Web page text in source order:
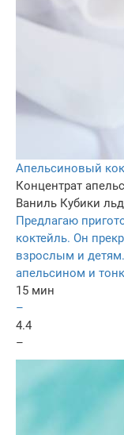
Апельсиновый
Концентрат
Ваниль Кубики
Предлагаю
коктейль. Он
взрослым и
апельсином и
15 мин
–
4.4
–